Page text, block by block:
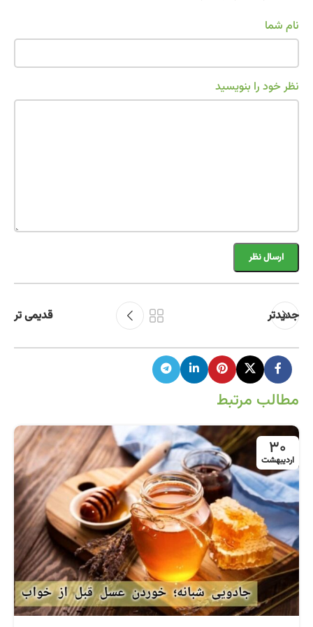
نام شما
نظر خود را بنویسید
جدیدتر قدیمی تر
مطالب مرتبط
30
اردیبهشت